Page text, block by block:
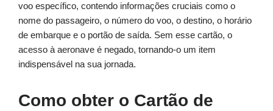
voo específico, contendo informações cruciais como o
nome do passageiro, o número do voo, o destino, o horário
de embarque e o portão de saída. Sem esse cartão, o
acesso à aeronave é negado, tornando-o um item
indispensável na sua jornada.
Como obter o Cartão de